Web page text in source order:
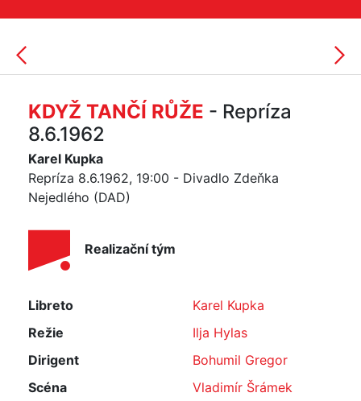
KDYŽ TANČÍ RŮŽE - Repríza
8.6.1962
Karel Kupka
Repríza 8.6.1962, 19:00 - Divadlo Zdeňka
Nejedlého (DAD)
Realizační tým
Libreto
Karel Kupka
Režie
Ilja Hylas
Dirigent
Bohumil Gregor
Scéna
Vladimír Šrámek